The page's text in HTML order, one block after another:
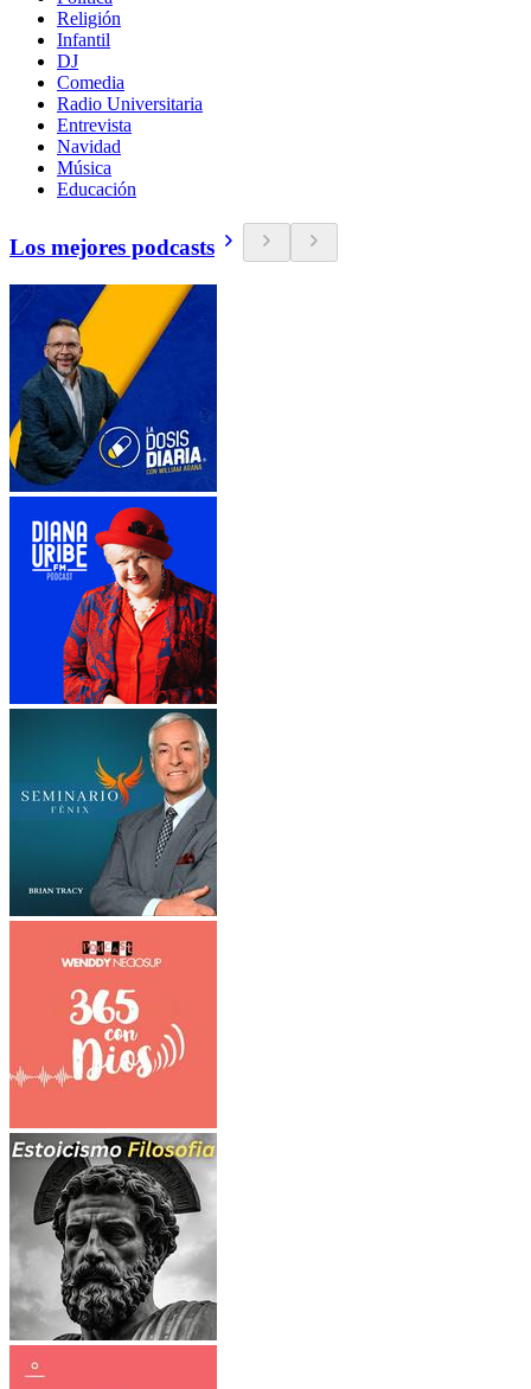
Religión
Infantil
DJ
Comedia
Radio Universitaria
Entrevista
Navidad
Música
Educación
Los mejores podcasts